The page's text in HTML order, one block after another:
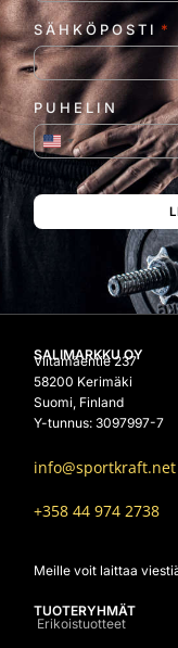
SÄHKÖPOSTI *
PUHELIN
Yhdysvallat +1
SALIMARKKU OY
Viitamäentie 237
58200 Kerimäki
Suomi, Finland
Y-tunnus: 3097997-7
info@sportkraft.net
+358 44 974 2738
Meille voit laittaa
TUOTERYHMÄT
Erikoistuotteet